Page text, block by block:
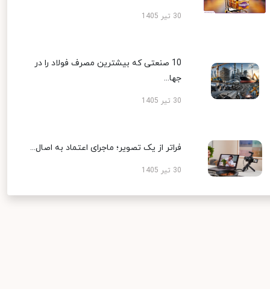
30 تیر 1405
10 صنعتی که بیشترین مصرف فولاد را در
جها...
30 تیر 1405
فراتر از یک تصویر؛ ماجرای اعتماد به اصال...
30 تیر 1405